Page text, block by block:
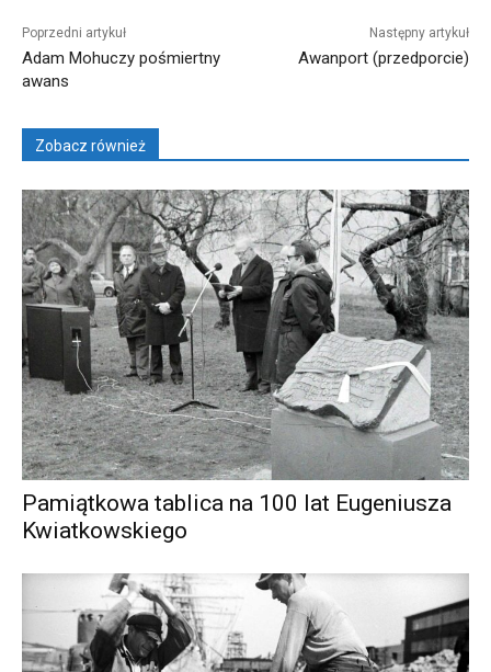
Poprzedni artykuł
Adam Mohuczy pośmiertny
awans
Następny artykuł
Awanport (przedporcie)
Zobacz również
Pamiątkowa tablica na 100 lat Eugeniusza
Kwiatkowskiego